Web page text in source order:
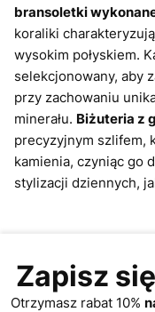
bransoletki
koraliki
wysokim połyskiem.
selekcjonowany, aby
przy zachowaniu
minerału. Biżuteria z
precyzyjnym szlifem,
kamienia, czyniąc go
stylizacji dziennych,
Zapisz
Otrzymasz rabat 10%